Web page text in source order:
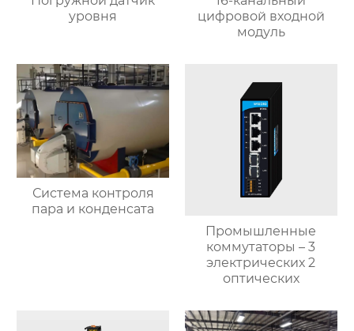
уровня
цифровой входной
модуль
Система контроля
пара и конденсата
Промышленные
коммутаторы – 3
электрических 2
оптических